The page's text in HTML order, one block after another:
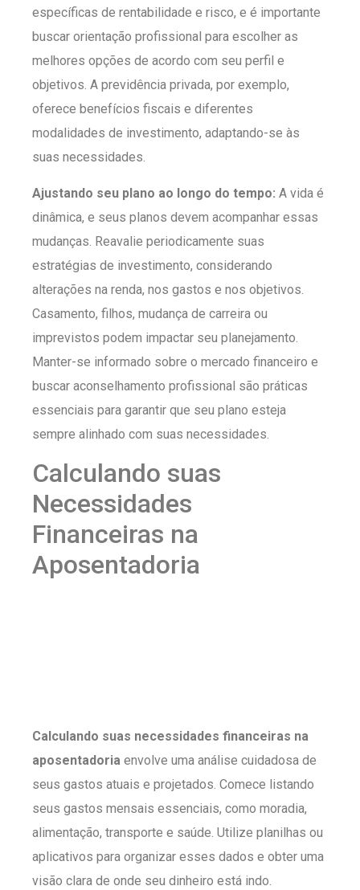
específicas de rentabilidade e risco, e é importante
buscar orientação profissional para escolher as
melhores opções de acordo com seu perfil e
objetivos. A previdência privada, por exemplo,
oferece benefícios fiscais e diferentes
modalidades de investimento, adaptando-se às
suas necessidades.
Ajustando seu plano ao longo do tempo: A vida é
dinâmica, e seus planos devem acompanhar essas
mudanças. Reavalie periodicamente suas
estratégias de investimento, considerando
alterações na renda, nos gastos e nos objetivos.
Casamento, filhos, mudança de carreira ou
imprevistos podem impactar seu planejamento.
Manter-se informado sobre o mercado financeiro e
buscar aconselhamento profissional são práticas
essenciais para garantir que seu plano esteja
sempre alinhado com suas necessidades.
Calculando suas
Necessidades
Financeiras na
Aposentadoria
Calculando suas necessidades financeiras na
aposentadoria envolve uma análise cuidadosa de
seus gastos atuais e projetados. Comece listando
seus gastos mensais essenciais, como moradia,
alimentação, transporte e saúde. Utilize planilhas ou
aplicativos para organizar esses dados e obter uma
visão clara de onde seu dinheiro está indo.